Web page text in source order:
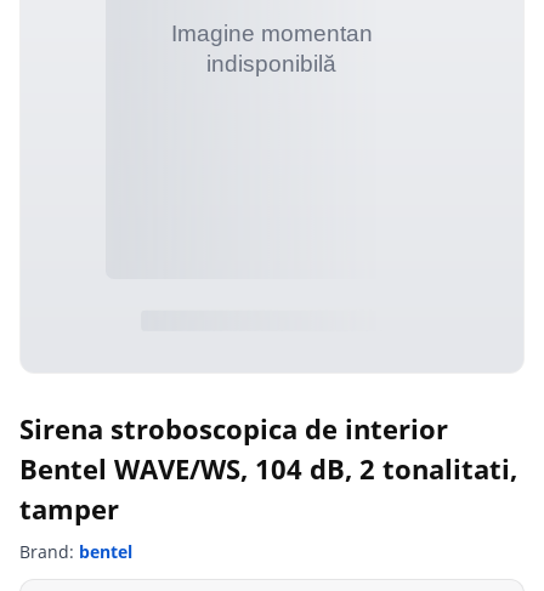
Sirena stroboscopica de interior
Bentel WAVE/WS, 104 dB, 2 tonalitati,
tamper
Brand: bentel